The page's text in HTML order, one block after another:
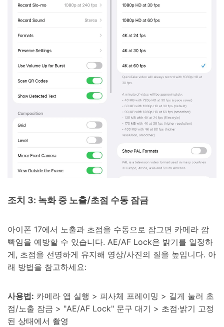
조치 3: 녹화 중 노출/초점 수동 잠금
아이폰 17에서 노출과 초점을 수동으로 잠그면 카메라 깜
빡임을 예방할 수 있습니다. AE/AF Lock은 밝기를 일정하
게, 초점을 선명하게 유지해 영상/사진의 질을 높입니다. 아
래 방법을 참고하세요:
사용법: 카메라 앱 실행 > 피사체 프레이밍 > 길게 눌러 초
점/노출 잠금 > "AE/AF Lock" 문구 대기 > 초점·밝기 고정
된 상태에서 촬영